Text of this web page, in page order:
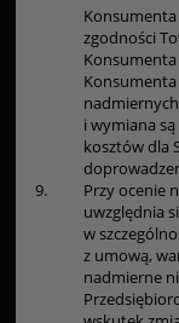
zgodności
i wymiana
kosztów dla
9.
Przy ocenie
uwzględnia
w
z umową,
nadmierne